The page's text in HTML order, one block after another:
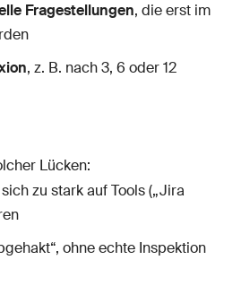
Fragestellungen, die erst im
, z. B. nach 3, 6 oder 12
Lücken:
zu stark auf Tools („Jira
ohne echte Inspektion